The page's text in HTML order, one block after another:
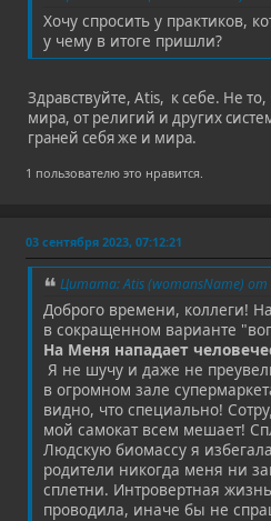
Хочу спросить у практиков,
у чему в итоге пришли?
Здравствуйте, Atis, к себе. Не
мира, от религий и других
граней себя же и мира.
1 пользователю это нравится.
03 сентября 2023, 07:12:21
Цитата: Atis (womansName) от
Доброго времени, коллеги!
в сокращенном варианте
На Меня нападает
Я не шучу и даже не
в огромном зале
видно, что специально!
мой самокат всем мешает!
Людскую биомассу я
родители никогда меня ни
сплетни. Интровертная
проводила, иначе бы не